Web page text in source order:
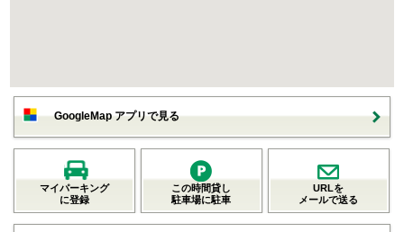
GoogleMap アプリで見る
マイパーキング
に登録
この時間貸し
駐車場に駐車
URLを
メールで送る